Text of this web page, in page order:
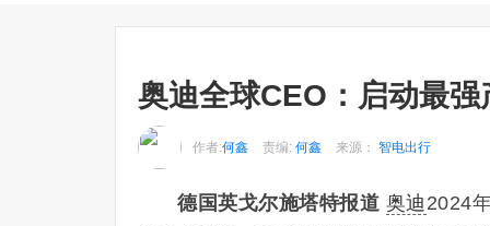
奥迪全球CEO：启动最
作者:何鑫 责编: 何鑫 来源： 智电出行
德国英戈尔施塔特报道 奥迪 2024